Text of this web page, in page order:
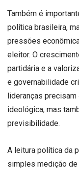
Também é
política brasileira,
pressões
eleitor. O
partidária e a
e governabilidade
lideranças
ideológica, mas
previsibilidade.
A leitura política da
simples medição de